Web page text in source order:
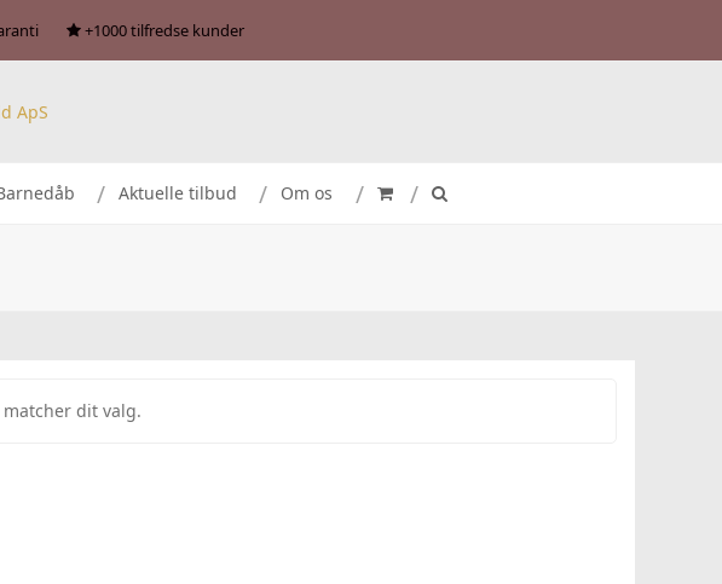
+1000 tilfredse kunder
Aktuelle tilbud Om os
dit valg.